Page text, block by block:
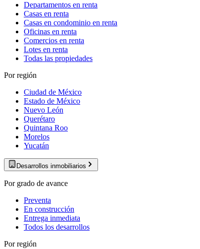
Departamentos en renta
Casas en renta
Casas en condominio en renta
Oficinas en renta
Comercios en renta
Lotes en renta
Todas las propiedades
Por región
Ciudad de México
Estado de México
Nuevo León
Querétaro
Quintana Roo
Morelos
Yucatán
Desarrollos inmobiliarios
Por grado de avance
Preventa
En construcción
Entrega inmediata
Todos los desarrollos
Por región